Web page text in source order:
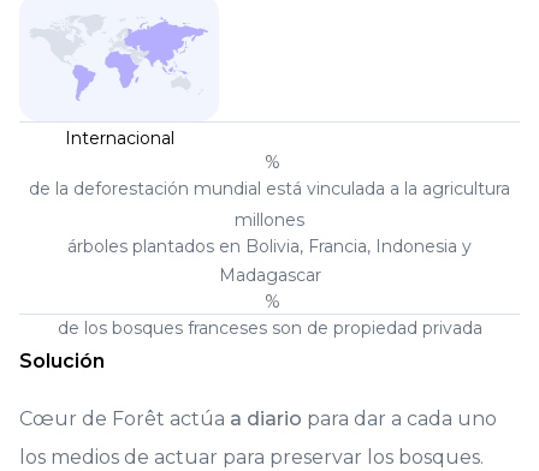
Internacional
%
de la deforestación mundial está vinculada a la agricultura
millones
árboles plantados en Bolivia, Francia, Indonesia y
Madagascar
%
de los bosques franceses son de propiedad privada
Solución
Cœur de Forêt actúa a diario para dar a cada uno
los medios de actuar para preservar los bosques.